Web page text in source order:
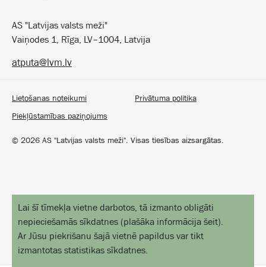
AS "Latvijas valsts meži"
Vaiņodes 1, Rīga, LV–1004, Latvija
© 2026 AS "Latvijas valsts meži". Visas tiesības aizsargātas.
Lietošanas noteikumi
Privātuma politika
Piekļūstamības paziņojums
atputa@lvm.lv
Lai šī tīmekļa vietne darbotos, tā izmanto obligāti
nepieciešamās sīkdatnes (plašāka informācija šeit).
Ar Jūsu piekrišanu šajā vietnē papildus var tikt
izmantotas statistikas sīkdatnes.